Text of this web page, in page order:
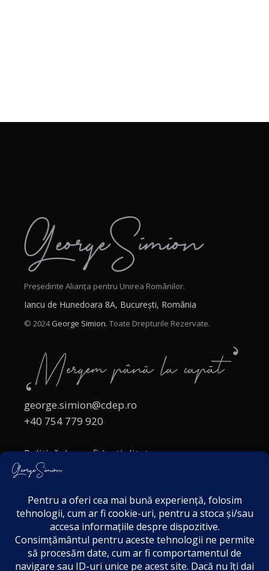
Președinte Alianța pentru Unirea Românilor.
Iancu de Hunedoara 8A, București, România
© 2024George Simion. Toate Drepturile Rezervate.
george.simion@cdep.ro
+40 754 779 920
Politică de confidențialitate
Politica cookies
Acordul de markting
Disclaimer